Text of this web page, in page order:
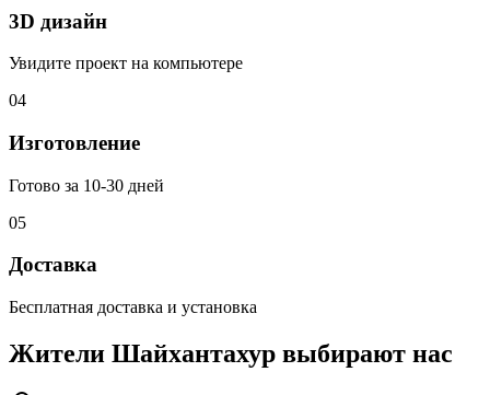
3D дизайн
Увидите проект на компьютере
04
Изготовление
Готово за 10-30 дней
05
Доставка
Бесплатная доставка и установка
Жители Шайхантахур выбирают нас